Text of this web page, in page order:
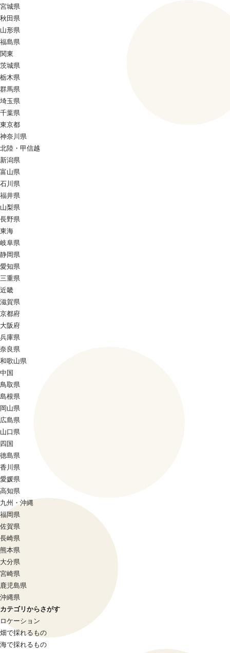
宮城県
秋田県
山形県
福島県
関東
茨城県
栃木県
群馬県
埼玉県
千葉県
東京都
神奈川県
北陸・甲信越
新潟県
富山県
石川県
福井県
山梨県
長野県
東海
岐阜県
静岡県
愛知県
三重県
近畿
滋賀県
京都府
大阪府
兵庫県
奈良県
和歌山県
中国
鳥取県
島根県
岡山県
広島県
山口県
四国
徳島県
香川県
愛媛県
高知県
九州・沖縄
福岡県
佐賀県
長崎県
熊本県
大分県
宮崎県
鹿児島県
沖縄県
カテゴリからさがす
ロケーション
畑で採れるもの
海で採れるもの